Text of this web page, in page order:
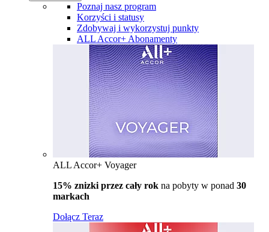
Poznaj nasz program
Korzyści i statusy
Zdobywaj i wykorzystuj punkty
ALL Accor+ Abonamenty
ALL Accor+ Voyager
15% znizki przez cały rok na pobyty w ponad 30
markach
Dołącz Teraz